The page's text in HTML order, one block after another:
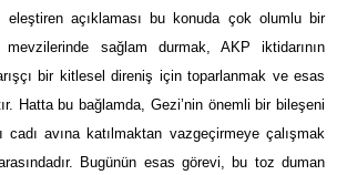
eleştiren açıklaması bu konuda çok olumlu bir
sağlam durmak, AKP iktidarının
bir kitlesel direniş için toparlanmak ve esas
Hatta bu bağlamda, Gezi’nin önemli bir bileşeni
cadı avına katılmaktan vazgeçirmeye çalışmak
Bugünün esas görevi, bu toz duman